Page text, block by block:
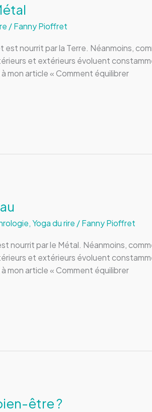
/Fanny Pioffret
nourrit par la Terre. Néanmoins,
et extérieurs évoluent
mon article « Comment équilibrer
,Yoga du rire /Fanny Pioffret
nourrit par le Métal. Néanmoins,
et extérieurs évoluent
mon article « Comment équilibrer
être ?